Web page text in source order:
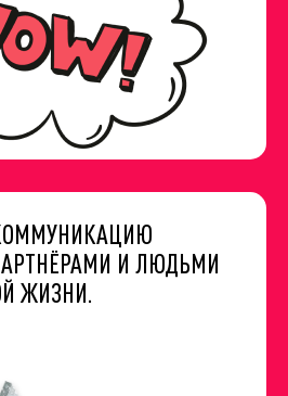
И ЛЮДЬМИ
ЖИЗНИ.